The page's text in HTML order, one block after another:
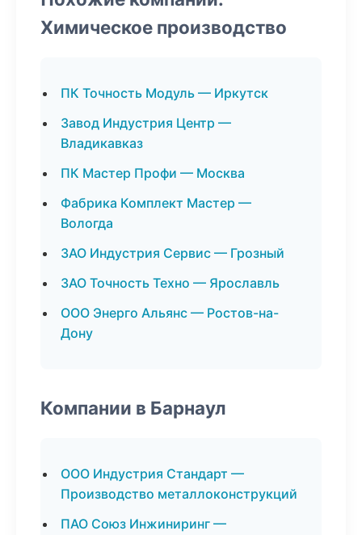
Химическое производство
ПК Точность Модуль — Иркутск
Завод Индустрия Центр —
Владикавказ
ПК Мастер Профи — Москва
Фабрика Комплект Мастер —
Вологда
ЗАО Индустрия Сервис — Грозный
ЗАО Точность Техно — Ярославль
ООО Энерго Альянс — Ростов-на-
Дону
Компании в Барнаул
ООО Индустрия Стандарт —
Производство металлоконструкций
ПАО Союз Инжиниринг —